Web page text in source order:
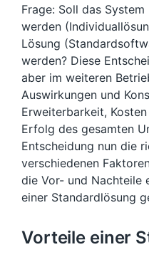
Frage: Soll das
werden
Lösung
werden? Diese
aber im weiteren
Auswirkungen und
Erweiterbarkeit,
Erfolg des gesamten
Entscheidung nun die
verschiedenen
die Vor- und Nachteile
einer Standardlösung
Vorteile einer